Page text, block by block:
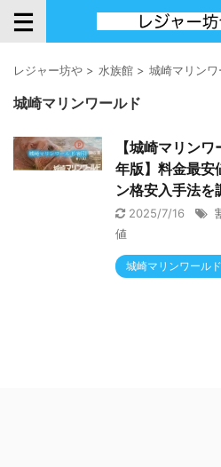
レジャー坊や > 水族館 > 城崎マリンワ
城崎マリンワールド
【城崎マリン
年版】料金最安
ン格安入手法を
2025/7/16
値
城崎マリンワールド